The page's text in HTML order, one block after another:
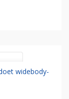
widebody-